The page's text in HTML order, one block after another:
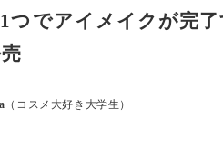
つでアイメイクが完
（コスメ大好き大学生）